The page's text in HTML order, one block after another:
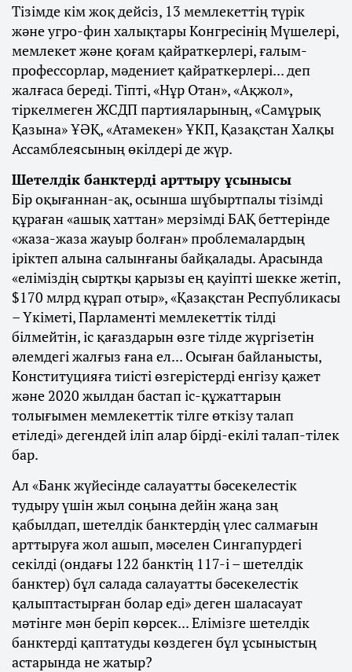
Тізімде кім жоқ дейсіз, 13 мемлекеттің түрік
және угро-фин халықтары Конгресінің Мүшелері,
мемлекет және қоғам қайраткерлері, ғалым-
профессорлар, мәдениет қайраткерлері... деп
жалғаса береді. Тіпті, «Нұр Отан», «Ақжол»,
тіркелмеген ЖСДП партияларының, «Самұрық
Қазына» ҰӘҚ, «Атамекен» ҰКП, Қазақстан Халқы
Ассамблеясының өкілдері де жүр.
Шетелдік банктерді арттыру ұсынысы
Бір оқығаннан-ақ, осынша шұбыртпалы тізімді
құраған «ашық хаттан» мерзімді БАҚ беттерінде
«жаза-жаза жауыр болған» проблемалардың
іріктеп алына салынғаны байқалады. Арасында
«еліміздің сыртқы қарызы ең қауіпті шекке жетіп,
$170 млрд құрап отыр», «Қазақстан Республикасы
– Үкіметі, Парламенті мемлекеттік тілді
білмейтін, іс қағаздарын өзге тілде жүргізетін
әлемдегі жалғыз ғана ел... Осыған байланысты,
Конституцияға тиісті өзгерістерді енгізу қажет
және 2020 жылдан бастап іс-құжаттарын
толығымен мемлекеттік тілге өткізу талап
етіледі» дегендей іліп алар бірді-екілі талап-тілек
бар.
Ал «Банк жүйесінде салауатты бәсекелестік
тудыру үшін жыл соңына дейін жаңа заң
қабылдап, шетелдік банктердің үлес салмағын
арттыруға жол ашып, мәселен Сингапурдегі
секілді (ондағы 122 банктің 117-і – шетелдік
банктер) бұл салада салауатты бәсекелестік
қалыптастырған болар еді» деген шаласауат
мәтінге мән беріп көрсек... Елімізге шетелдік
банктерді қаптатуды көздеген бұл ұсыныстың
астарында не жатыр?